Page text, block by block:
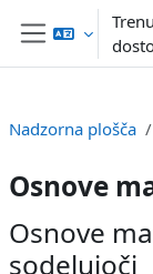
Preskoči na glavno
Stransko
Nadzorna plošča
Osnove
Osnove
sodelujoči